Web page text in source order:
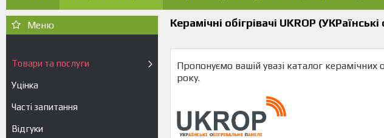
Товари та послуги
Уцінка
Часті запитання
Відгуки
Керамічні обігрівачі UKROP (УКРаїнські
Пропонуємо вашій увазі каталог керамічних
року.